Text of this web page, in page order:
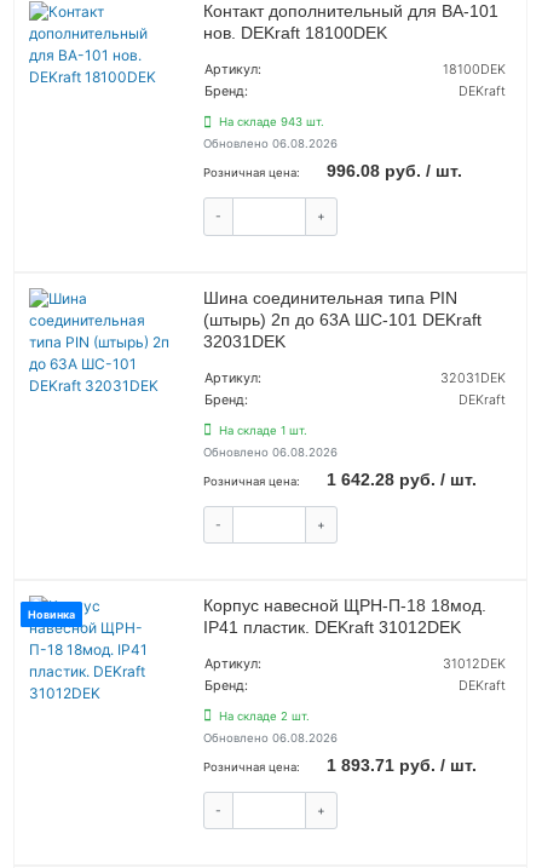
Контакт дополнительный для ВА-101
нов. DEKraft 18100DEK
Артикул:
18100DEK
Бренд:
DEKraft
На складе 943 шт.
Обновлено 06.08.2026
Розничная цена: 996.08 руб. / шт.
- +
Шина соединительная типа PIN
(штырь) 2п до 63А ШС-101 DEKraft
32031DEK
Артикул:
32031DEK
Бренд:
DEKraft
На складе 1 шт.
Обновлено 06.08.2026
Розничная цена: 1 642.28 руб. / шт.
- +
Новинка
Корпус навесной ЩРН-П-18 18мод.
IP41 пластик. DEKraft 31012DEK
Артикул:
31012DEK
Бренд:
DEKraft
На складе 2 шт.
Обновлено 06.08.2026
Розничная цена: 1 893.71 руб. / шт.
- +